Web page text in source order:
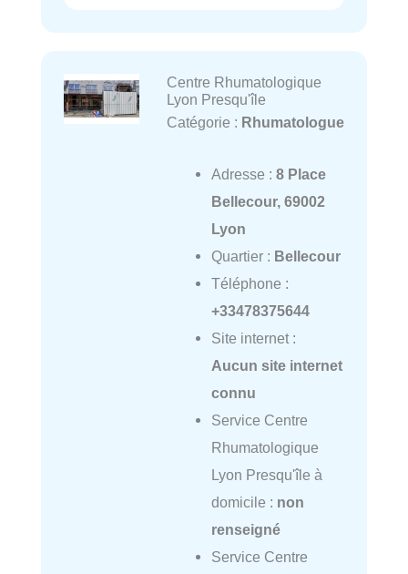
Centre Rhumatologique
Lyon Presqu'île
Catégorie : Rhumatologue
Adresse : 8 Place
Bellecour, 69002
Lyon
Quartier : Bellecour
Téléphone :
+33478375644
Site internet :
Aucun site internet
connu
Service Centre
Rhumatologique
Lyon Presqu'île à
domicile : non
renseigné
Service Centre